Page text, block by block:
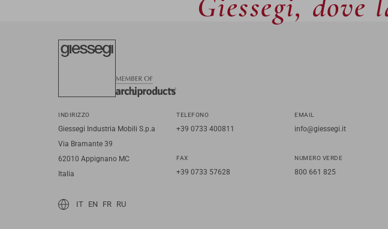
INDIRIZZO
Giessegi Industria Mobili S.p.a
Via Bramante 39
62010 Appignano MC
Italia
TELEFONO
+39 0733 400811
FAX
+39 0733 57628
EMAIL
info@giessegi.it
NUMERO VERDE
800 661 825
IT EN FR RU